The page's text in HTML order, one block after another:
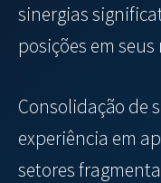
sinergias
posições em
Consolidação de
experiência em
setores